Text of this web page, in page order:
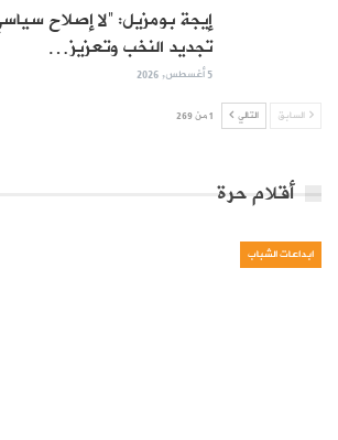
إيجة بومزيل: “لا إصلاح
تجديد النخب وتعزيز…
5 أغسطس, 2026
السابق التالي 1 من 269
أقلام حرة
ابداعات الشباب